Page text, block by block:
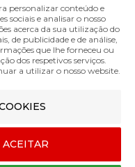
Adaptável 180 ml
personalizar conteúdo e
sociais e analisar o nosso
acerca da sua utilização do
de publicidade e de análise,
que lhe forneceu ou
dos respetivos serviços.
a utilizar o nosso website.